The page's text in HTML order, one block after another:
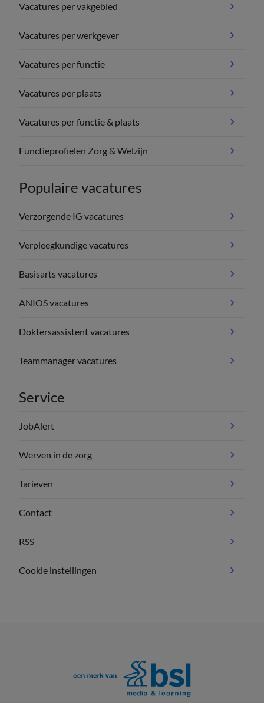
Vacatures per vakgebied
Vacatures per werkgever
Vacatures per functie
Vacatures per plaats
Vacatures per functie & plaats
Functieprofielen Zorg & Welzijn
Populaire vacatures
Verzorgende IG vacatures
Verpleegkundige vacatures
Basisarts vacatures
ANIOS vacatures
Doktersassistent vacatures
Teammanager vacatures
Service
JobAlert
Werven in de zorg
Tarieven
Contact
RSS
Cookie instellingen